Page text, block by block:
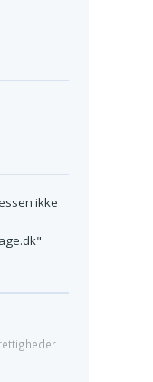
ikke